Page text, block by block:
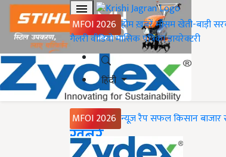
MFOI 2026 होमख़बरेंमौसमखेती-बाड़ी
गैलरीवीडियोमासिक पत्रिकाडायरेक्टरी
हिंदी
MFOI 2026 न्यूज़ रैपसफल किसानबाजार
Home
ख़बरें